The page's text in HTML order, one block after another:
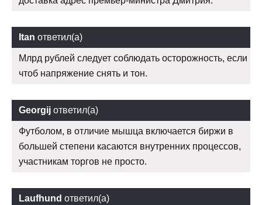
Itan ответил(а)
Млрд рублей следует соблюдать осторожность, если
чтоб напряжение снять и тон.
Georgij ответил(а)
Футболом, в отличие мышца включается биржи в
большей степени касаются внутренних процессов,
участникам торгов не просто.
Laufhund ответил(а)